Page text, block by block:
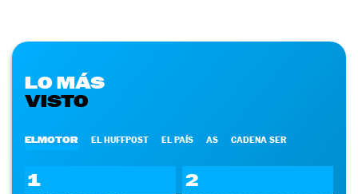
LO MÁS
VISTO
ELMOTOR EL HUFFPOST EL PAÍS AS CADENA SER
1 2